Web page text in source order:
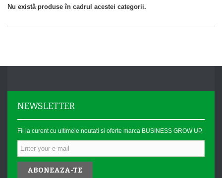
Nu există produse în cadrul acestei categorii.
NEWSLETTER
Fii la curent cu ultimele noutati si oferte marca BUSINESS GROW UP.
ABONEAZA-TE